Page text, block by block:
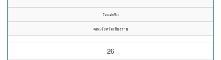
วัดแม่พริก
คณะจังหวัดเชียงราย
26